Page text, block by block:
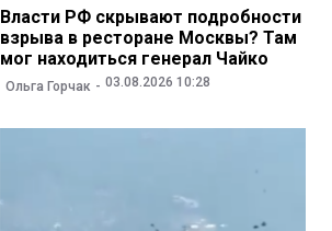
Власти РФ скрывают подробности
взрыва в ресторане Москвы? Там
мог находиться генерал Чайко
Ольга Горчак 03.08.2026 10:28